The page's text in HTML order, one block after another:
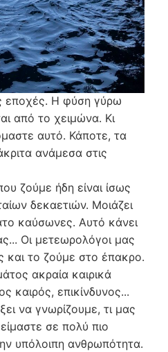
εποχές. Η φύση γύρω
από το χειμώνα. Κι
αυτό. Κάποτε, τα
ανάμεσα στις
ζούμε ήδη είναι ίσως
δεκαετιών. Μοιάζει
καύσωνες. Αυτό κάνει
Οι μετεωρολόγοι μας
και το ζούμε στο έπακρο.
ακραία καιρικά
καιρός, επικίνδυνος...
να γνωρίζουμε, τι μας
σε πολύ πιο
υπόλοιπη ανθρωπότητα.